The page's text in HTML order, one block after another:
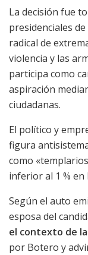
La decisión fue
presidenciales
radical de
violencia y las
participa como
aspiración
ciudadanas.
El político y
figura
como
inferior al 1 % en
Según el auto
esposa del
el contexto de
por Botero y